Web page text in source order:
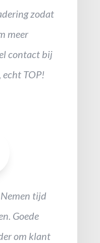
zodat
meer
contact bij
echt TOP!
tijd
Goede
om klant